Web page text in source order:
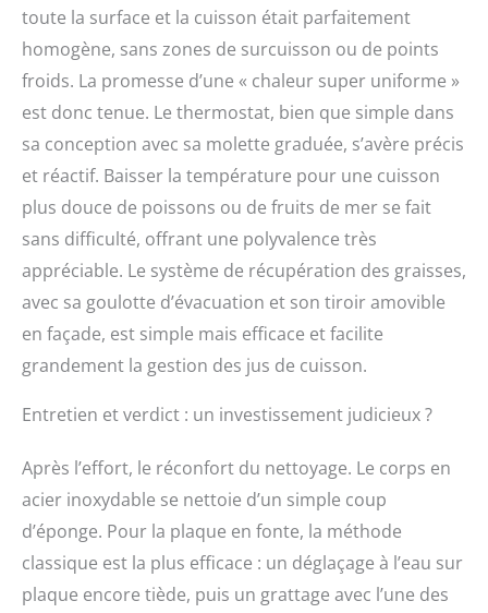
toute la surface et la cuisson était parfaitement
homogène, sans zones de surcuisson ou de points
froids. La promesse d’une « chaleur super uniforme »
est donc tenue. Le thermostat, bien que simple dans
sa conception avec sa molette graduée, s’avère précis
et réactif. Baisser la température pour une cuisson
plus douce de poissons ou de fruits de mer se fait
sans difficulté, offrant une polyvalence très
appréciable. Le système de récupération des graisses,
avec sa goulotte d’évacuation et son tiroir amovible
en façade, est simple mais efficace et facilite
grandement la gestion des jus de cuisson.
Entretien et verdict : un investissement judicieux ?
Après l’effort, le réconfort du nettoyage. Le corps en
acier inoxydable se nettoie d’un simple coup
d’éponge. Pour la plaque en fonte, la méthode
classique est la plus efficace : un déglaçage à l’eau sur
plaque encore tiède, puis un grattage avec l’une des